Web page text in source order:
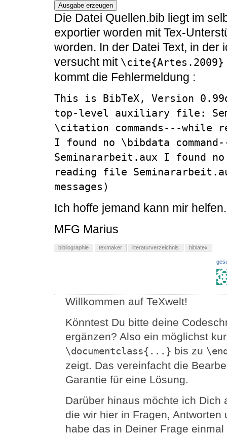
Ausgabe erzeugen
Die Datei Quellen.bib liegt im
exportier worden mit Tex-
worden. In der Datei Text, in der
versucht mit \cite{Artes.2009}
kommt die Fehlermeldung :
This is BibTeX, Version
top-level auxiliary file:
\citation commands---while
I found no \bibdata
Seminararbeit.aux I found
reading file
messages)
Ich hoffe jemand kann mir helfen.
MFG Marius
bibliographie texmaker literaturverzeichnis biblatex
Willkommen auf TeXwelt!
Könntest Du bitte deine
ergänzen? Also ein möglichst
\documentclass{...} bis zu
zeigt. Das vereinfacht die
Garantie für eine Lösung.
Darüber hinaus möchte ich Dich
die wir hier in Fragen,
habe das in Deiner Frage